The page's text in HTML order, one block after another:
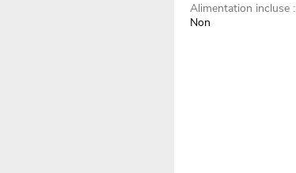
Alimentation incluse :
Non